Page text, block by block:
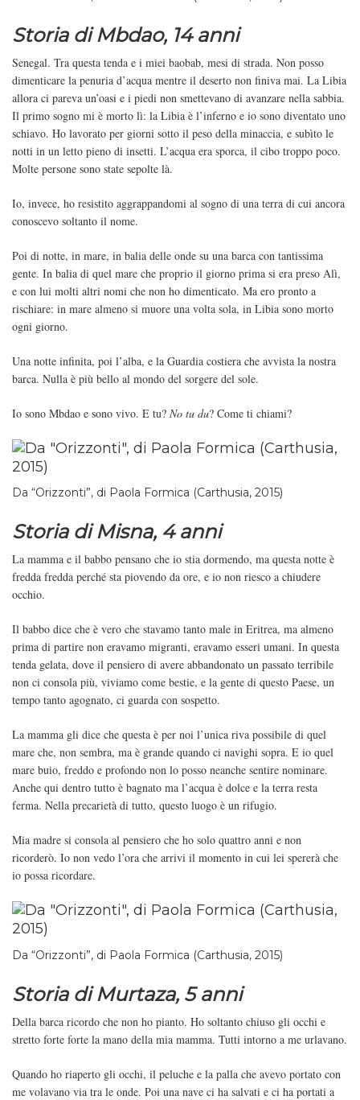
Storia di Mbdao, 14 anni
Senegal. Tra questa tenda e i miei baobab, mesi di strada. Non posso
dimenticare la penuria d’acqua mentre il deserto non finiva mai. La Libia
allora ci pareva un’oasi e i piedi non smettevano di avanzare nella sabbia.
Il primo sogno mi è morto lì: la Libia è l’inferno e io sono diventato uno
schiavo. Ho lavorato per giorni sotto il peso della minaccia, e subìto le
notti in un letto pieno di insetti. L’acqua era sporca, il cibo troppo poco.
Molte persone sono state sepolte là.
Io, invece, ho resistito aggrappandomi al sogno di una terra di cui ancora
conoscevo soltanto il nome.
Poi di notte, in mare, in balia delle onde su una barca con tantissima
gente. In balia di quel mare che proprio il giorno prima si era preso Alì,
e con lui molti altri nomi che non ho dimenticato. Ma ero pronto a
rischiare: in mare almeno si muore una volta sola, in Libia sono morto
ogni giorno.
Una notte infinita, poi l’alba, e la Guardia costiera che avvista la nostra
barca. Nulla è più bello al mondo del sorgere del sole.
Io sono Mbdao e sono vivo. E tu? No tu du? Come ti chiami?
Da “Orizzonti”, di Paola Formica (Carthusia, 2015)
Storia di Misna, 4 anni
La mamma e il babbo pensano che io stia dormendo, ma questa notte è
fredda fredda perché sta piovendo da ore, e io non riesco a chiudere
occhio.
Il babbo dice che è vero che stavamo tanto male in Eritrea, ma almeno
prima di partire non eravamo migranti, eravamo esseri umani. In questa
tenda gelata, dove il pensiero di avere abbandonato un passato terribile
non ci consola più, viviamo come bestie, e la gente di questo Paese, un
tempo tanto agognato, ci guarda con sospetto.
La mamma gli dice che questa è per noi l’unica riva possibile di quel
mare che, non sembra, ma è grande quando ci navighi sopra. E io quel
mare buio, freddo e profondo non lo posso neanche sentire nominare.
Anche qui dentro tutto è bagnato ma l’acqua è dolce e la terra resta
ferma. Nella precarietà di tutto, questo luogo è un rifugio.
Mia madre si consola al pensiero che ho solo quattro anni e non
ricorderò. Io non vedo l’ora che arrivi il momento in cui lei spererà che
io possa ricordare.
Da “Orizzonti”, di Paola Formica (Carthusia, 2015)
Storia di Murtaza, 5 anni
Della barca ricordo che non ho pianto. Ho soltanto chiuso gli occhi e
stretto forte forte la mano della mia mamma. Tutti intorno a me urlavano.
Quando ho riaperto gli occhi, il peluche e la palla che avevo portato con
me volavano via tra le onde. Poi una nave ci ha salvati e ci ha portati a